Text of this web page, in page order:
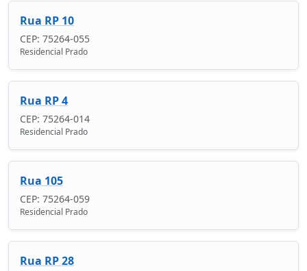
Rua RP 10
CEP: 75264-055
Residencial Prado
Rua RP 4
CEP: 75264-014
Residencial Prado
Rua 105
CEP: 75264-059
Residencial Prado
Rua RP 28